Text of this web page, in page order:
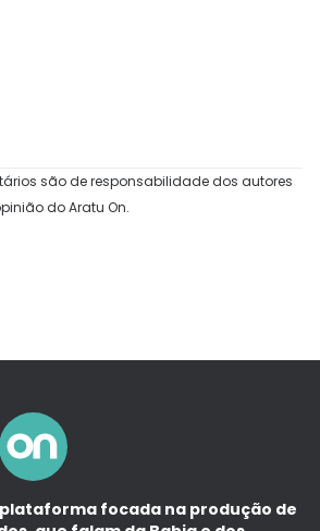
são de responsabilidade dos autores
do Aratu On.
plataforma focada na produção de